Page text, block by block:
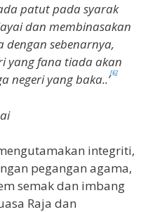
patut pada syarak
dan membinasakan
dengan sebenarnya,
yang fana tiada akan
negeri yang baka..’[6]
integriti,
pegangan agama,
semak dan imbang
Raja dan